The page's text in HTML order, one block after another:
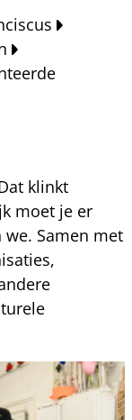
klinkt
moet je er
Samen met